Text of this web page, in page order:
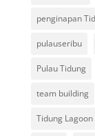
penginapan
pulauseribu
Pulau Tidung
team building
Tidung Lagoon